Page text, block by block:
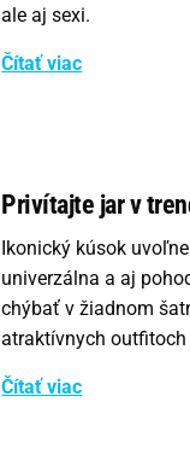
ale aj sexi.
Čítať viac
Privítajte jar v
Ikonický kúsok
univerzálna a aj
chýbať v žiadnom
atraktívnych
Čítať viac